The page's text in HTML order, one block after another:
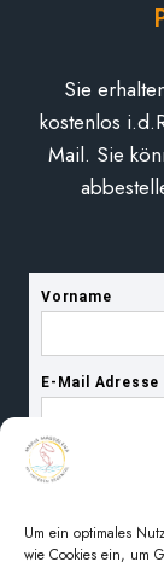
Um ein optimales
wie Cookies ein, um
Sie
kostenlos
Mail. Sie